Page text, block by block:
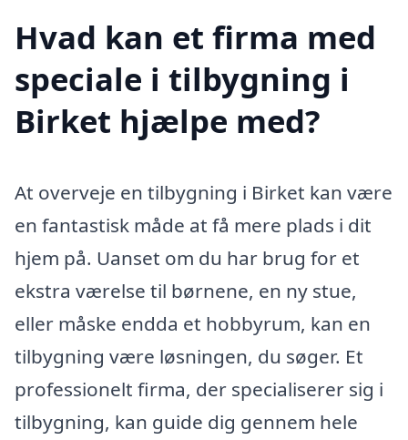
Hvad kan et firma med
speciale i tilbygning i
Birket hjælpe med?
At overveje en tilbygning i Birket kan være
en fantastisk måde at få mere plads i dit
hjem på. Uanset om du har brug for et
ekstra værelse til børnene, en ny stue,
eller måske endda et hobbyrum, kan en
tilbygning være løsningen, du søger. Et
professionelt firma, der specialiserer sig i
tilbygning, kan guide dig gennem hele